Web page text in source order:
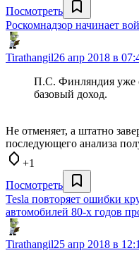
Посмотреть
Роскомнадзор начинает
Tirathangil26 апр 2018 в
П.С. Финляндия уже
базовый доход.
Не отменяет, а штатно
последующего анализа
+1
Посмотреть
Tesla повторяет ошибки
автомобилей 80-х годов
Tirathangil25 апр 2018 в